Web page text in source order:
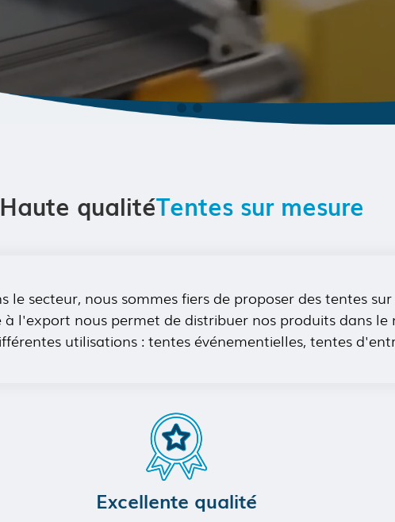
Haute qualitéTentes sur mesure
le secteur, nous sommes fiers de proposer des tentes
à l'export nous permet de distribuer nos produits dans
utilisations : tentes événementielles, tentes
Excellente qualité